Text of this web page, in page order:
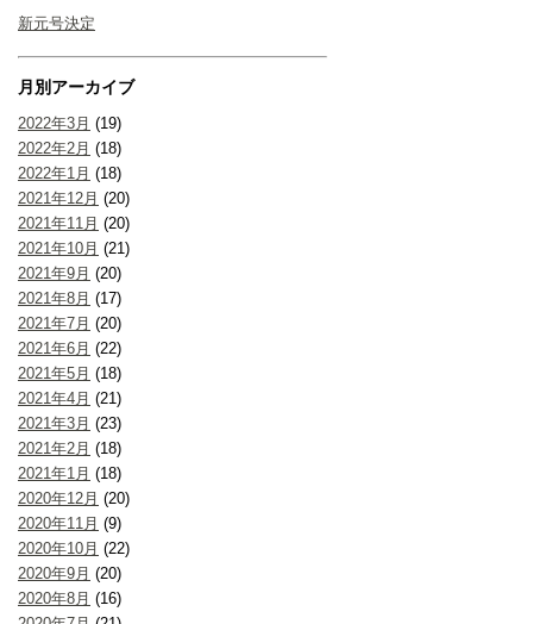
新元号決定
月別アーカイブ
2022年3月 (19)
2022年2月 (18)
2022年1月 (18)
2021年12月 (20)
2021年11月 (20)
2021年10月 (21)
2021年9月 (20)
2021年8月 (17)
2021年7月 (20)
2021年6月 (22)
2021年5月 (18)
2021年4月 (21)
2021年3月 (23)
2021年2月 (18)
2021年1月 (18)
2020年12月 (20)
2020年11月 (9)
2020年10月 (22)
2020年9月 (20)
2020年8月 (16)